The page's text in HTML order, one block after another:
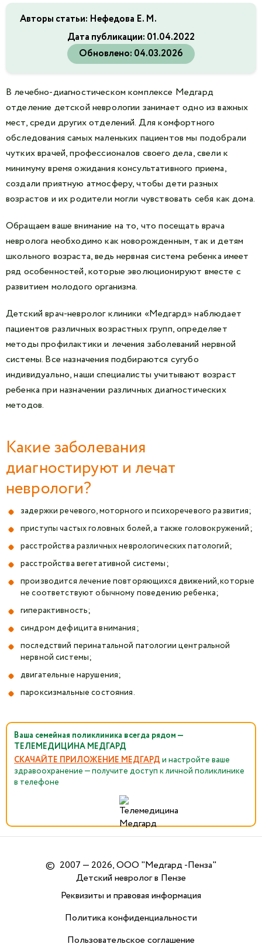
Авторы статьи: Нефедова Е. М.
Дата публикации: 01.04.2022
Обновлено: 04.03.2026
В лечебно-диагностическом комплексе Медгард
отделение детской неврологии занимает одно из важных
мест, среди других отделений. Для комфортного
обследования самых маленьких пациентов мы подобрали
чутких врачей, профессионалов своего дела, свели к
минимуму время ожидания консультативного приема,
создали приятную атмосферу, чтобы дети разных
возрастов и их родители могли чувствовать себя как дома.
Обращаем ваше внимание на то, что посещать врача
невролога необходимо как новорожденным, так и детям
школьного возраста, ведь нервная система ребенка имеет
ряд особенностей, которые эволюционируют вместе с
развитием молодого организма.
Детский врач-невролог клиники «Медгард» наблюдает
пациентов различных возрастных групп, определяет
методы профилактики и лечения заболеваний нервной
системы. Все назначения подбираются сугубо
индивидуально, наши специалисты учитывают возраст
ребенка при назначении различных диагностических
методов.
Какие заболевания
диагностируют и лечат
неврологи?
задержки речевого, моторного и психоречевого развития;
приступы частых головных болей, а также головокружений;
расстройства различных неврологических патологий;
расстройства вегетативной системы;
производится лечение повторяющихся движений, которые
не соответствуют обычному поведению ребенка;
гиперактивность;
синдром дефицита внимания;
последствий перинатальной патологии центральной
нервной системы;
двигательные нарушения;
пароксизмальные состояния.
Ваша семейная поликлиника всегда рядом —
ТЕЛЕМЕДИЦИНА МЕДГАРД
СКАЧАЙТЕ ПРИЛОЖЕНИЕ МЕДГАРД и настройте ваше
здравоохранение — получите доступ к личной поликлинике
в телефоне
© 2007 — 2026, ООО "Медгард -Пенза"
Детский невролог в Пензе
Реквизиты и правовая информация
Политика конфиденциальности
Пользовательское соглашение